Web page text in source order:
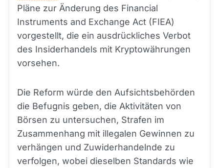
Pläne zur Änderung des Financial
Instruments and Exchange Act (FIEA)
vorgestellt, die ein ausdrückliches Verbot
des Insiderhandels mit Kryptowährungen
vorsehen.
Die Reform würde den Aufsichtsbehörden
die Befugnis geben, die Aktivitäten von
Börsen zu untersuchen, Strafen im
Zusammenhang mit illegalen Gewinnen zu
verhängen und Zuwiderhandelnde zu
verfolgen, wobei dieselben Standards wie